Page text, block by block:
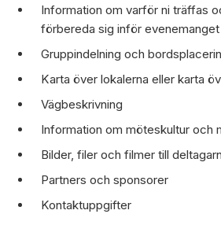
Information om varför ni träffas
förbereda sig inför evenemanget
Gruppindelning och
Karta över lokalerna eller karta
Vägbeskrivning
Information om möteskultur och
Bilder, filer och filmer till
Partners och sponsorer
Kontaktuppgifter